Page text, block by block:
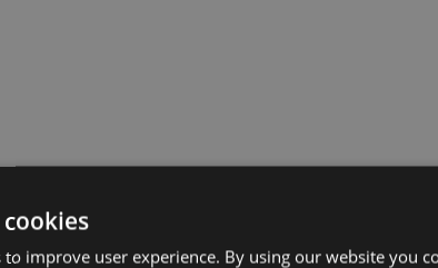
to improve user experience. By using our website you